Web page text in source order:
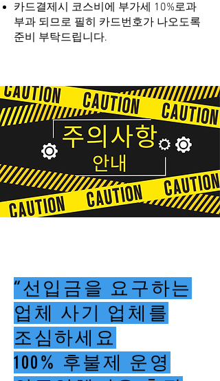
카드결제시 코스비에 부가세 10%로과
부과 되므로 필히 카드번호가 나오도록
준비 부탁드립니다.
“선입금을 요구하는
업체 사기 업체를
조심하세요
100% 후불제 운영